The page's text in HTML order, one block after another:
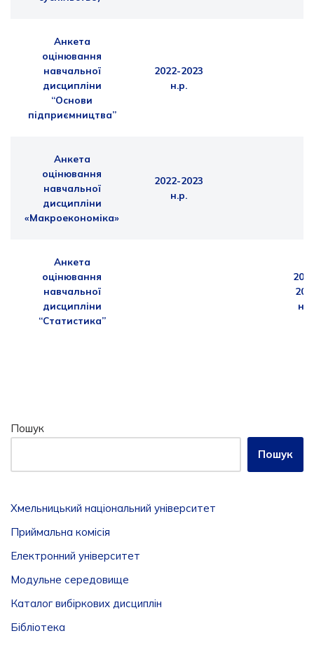
Анкета
оцінювання
навчальної
дисципліни
“Основи
підприємництва”
2022-2023
н.р.
Анкета
оцінювання
навчальної
дисципліни
«Макроекономіка»
2022-2023
н.р.
Анкета
оцінювання
навчальної
дисципліни
“Статистика”
н.р.
Пошук
Пошук
Хмельницький національний університет
Приймальна комісія
Електронний університет
Модульне середовище
Каталог вибіркових дисциплін
Бібліотека